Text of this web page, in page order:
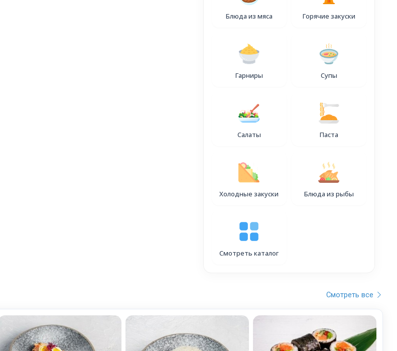
Блюда из мяса Горячие закуски
Гарниры Супы
Салаты Паста
Холодные закуски Блюда из рыбы
Смотреть каталог
Смотреть все